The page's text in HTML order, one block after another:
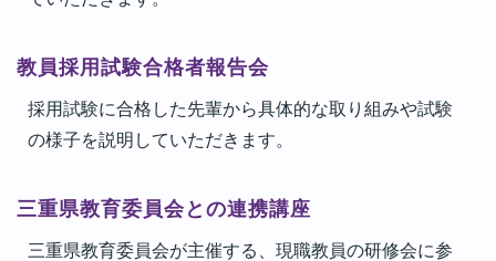
教員採用試験合格者報告会
採用試験に合格した先輩から具体的な取り組みや試験
の様子を説明していただきます。
三重県教育委員会との連携講座
三重県教育委員会が主催する、現職教員の研修会に参